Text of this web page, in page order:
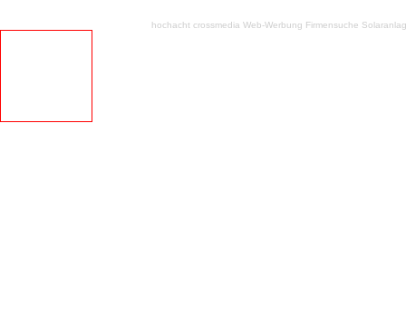
hochacht crossmedia Web-Werbung Firmensuche